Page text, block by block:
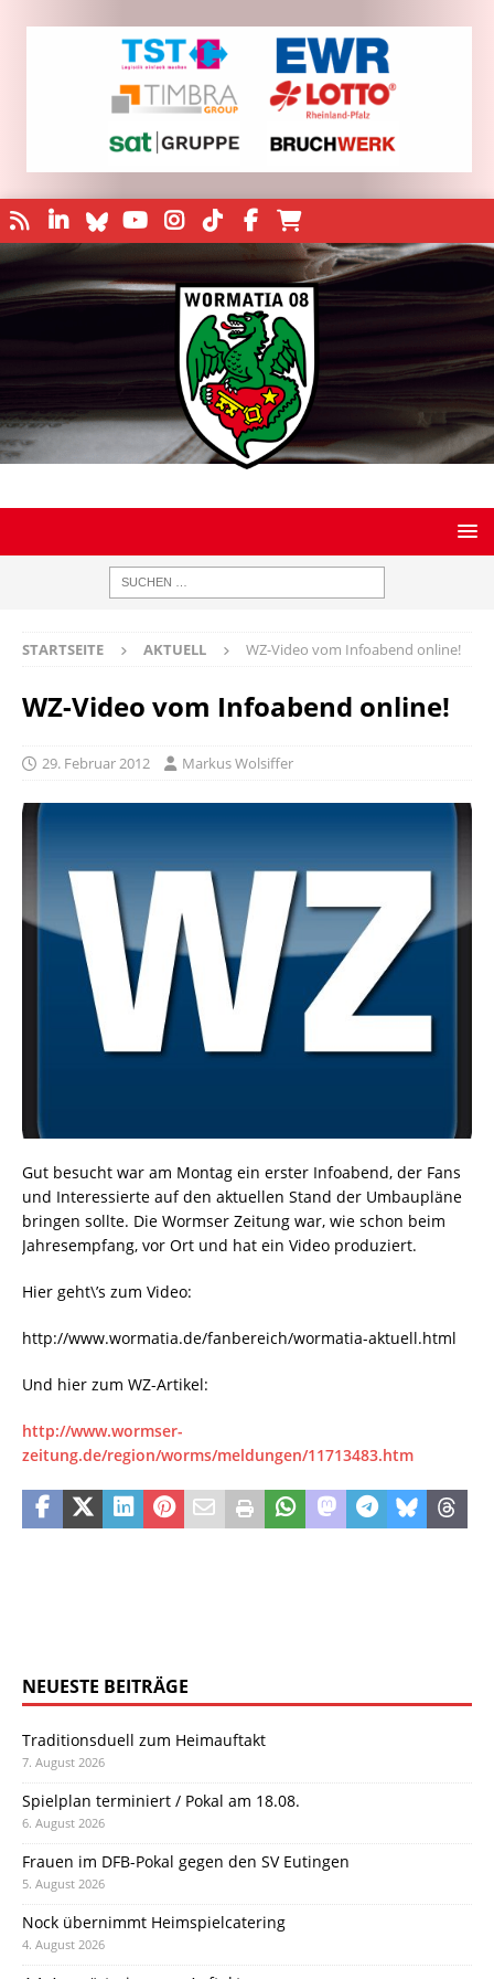
STARTSEITE AKTUELL WZ-Video vom Infoabend online!
WZ-Video vom Infoabend online!
29. Februar 2012 Markus Wolsiffer
Gut besucht war am Montag ein erster Infoabend, der Fans
und Interessierte auf den aktuellen Stand der Umbaupläne
bringen sollte. Die Wormser Zeitung war, wie schon beim
Jahresempfang, vor Ort und hat ein Video produziert.
Hier geht\’s zum Video:
http://www.wormatia.de/fanbereich/wormatia-aktuell.html
Und hier zum WZ-Artikel:
http://www.wormser-
zeitung.de/region/worms/meldungen/11713483.htm
NEUESTE BEITRÄGE
Traditionsduell zum Heimauftakt
7. August 2026
Spielplan terminiert / Pokal am 18.08.
6. August 2026
Frauen im DFB-Pokal gegen den SV Eutingen
5. August 2026
Nock übernimmt Heimspielcatering
4. August 2026